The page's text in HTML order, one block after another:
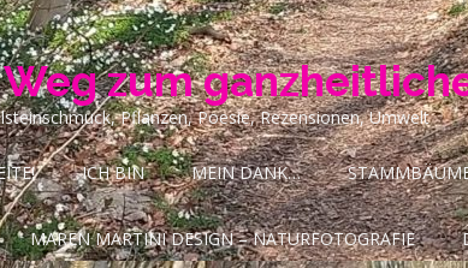
zum
Pflanzen, Poesie, Rezensionen, Umwelt
ICH BIN MEIN DANK…
MAREN MARTINI DESIGN – NATURFOTOGRAFIE